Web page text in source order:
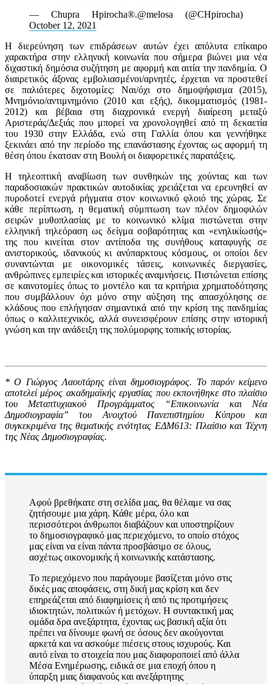
— Chupra Hpirocha®️.@melosa (@CHpirocha)
October 12, 2021
Η διερεύνηση των επιδράσεων αυτών έχει απόλυτα επίκαιρο
χαρακτήρα στην ελληνική κοινωνία που σήμερα βιώνει μια νέα
διχαστική δημόσια συζήτηση με αφορμή και αιτία την πανδημία. Ο
διαιρετικός άξονας εμβολιασμένοι/αρνητές, έρχεται να προστεθεί
σε παλιότερες διχοτομίες: Nαι/όχι στο δημοψήφισμα (2015),
Μνημόνιο/αντιμνημόνιο (2010 και εξής), δικομματισμός (1981-
2012) και βέβαια στη διαχρονικά ενεργή διαίρεση μεταξύ
Αριστεράς/Δεξιάς που μπορεί να χρονολογηθεί από τη δεκαετία
του 1930 στην Ελλάδα, ενώ στη Γαλλία όπου και γεννήθηκε
ξεκινάει από την περίοδο της επανάστασης έχοντας ως αφορμή τη
θέση όπου έκατσαν στη Βουλή οι διαφορετικές παρατάξεις.
Η τηλεοπτική αναβίωση των συνθηκών της χούντας και των
παραδοσιακών πρακτικών αυτοδικίας χρειάζεται να ερευνηθεί αν
πυροδοτεί ενεργά ρήγματα στον κοινωνικό φλοιό της χώρας. Σε
κάθε περίπτωση, η θεματική σύμπτωση των πλέον δημοφιλών
σειρών μυθοπλασίας με το κοινωνικό κλίμα πιστώνεται στην
ελληνική τηλεόραση ως δείγμα σοβαρότητας και «ενηλικίωσής»
της που κινείται στον αντίποδα της συνήθους καταφυγής σε
ανιστορικούς, ιδανικούς κι ανύπαρκτους κόσμους, οι οποίοι δεν
συναντώνται με οικονομικές τάσεις, κοινωνικές διεργασίες,
ανθρώπινες εμπειρίες και ιστορικές αναμνήσεις. Πιστώνεται επίσης
σε καινοτομίες όπως το μοντέλο και τα κριτήρια χρηματοδότησης
που συμβάλλουν όχι μόνο στην αύξηση της απασχόλησης σε
κλάδους που επλήγησαν σημαντικά από την κρίση της πανδημίας
όπως ο καλλιτεχνικός, αλλά συνεισφέρουν επίσης στην ιστορική
γνώση και την ανάδειξη της πολύμορφης τοπικής ιστορίας.
* Ο Γιώργος Λαουτάρης είναι δημοσιογράφος. Το παρόν κείμενο
αποτελεί μέρος ακαδημαϊκής εργασίας που εκπονήθηκε στο πλαίσιο
του Μεταπτυχιακού Προγράμματος “Επικοινωνία και Νέα
Δημοσιογραφία” του Ανοιχτού Πανεπιστημίου Κύπρου και
συγκεκριμένα της θεματικής ενότητας ΕΔΜ613: Πλαίσιο και Τέχνη
της Νέας Δημοσιογραφίας.
Αφού βρεθήκατε στη σελίδα μας, θα θέλαμε να σας
ζητήσουμε μια χάρη. Κάθε μέρα, όλο και
περισσότεροι άνθρωποι διαβάζουν και υποστηρίζουν
το δημοσιογραφικό μας περιεχόμενο, το οποίο στόχος
μας είναι να είναι πάντα προσβάσιμο σε όλους,
ασχέτως οικονομικής ή κοινωνικής κατάστασης.
Το περιεχόμενο που παράγουμε βασίζεται μόνο στις
δικές μας αποφάσεις, στη δική μας κρίση και δεν
επηρεάζεται από διαφημίσεις ή από τις προτιμήσεις
ιδιοκτητών, πολιτικών ή μετόχων. Η συντακτική μας
ομάδα δρα ανεξάρτητα, έχοντας ως βασική αξία ότι
πρέπει να δίνουμε φωνή σε όσους δεν ακούγονται
αρκετά και να ασκούμε πιέσεις στους ισχυρούς. Και
αυτό είναι το στοιχεία που μας διαφοροποιεί από άλλα
Μέσα Ενημέρωσης, ειδικά σε μια εποχή όπου η
ύπαρξη μιας διαφανούς και ανεξάρτητης